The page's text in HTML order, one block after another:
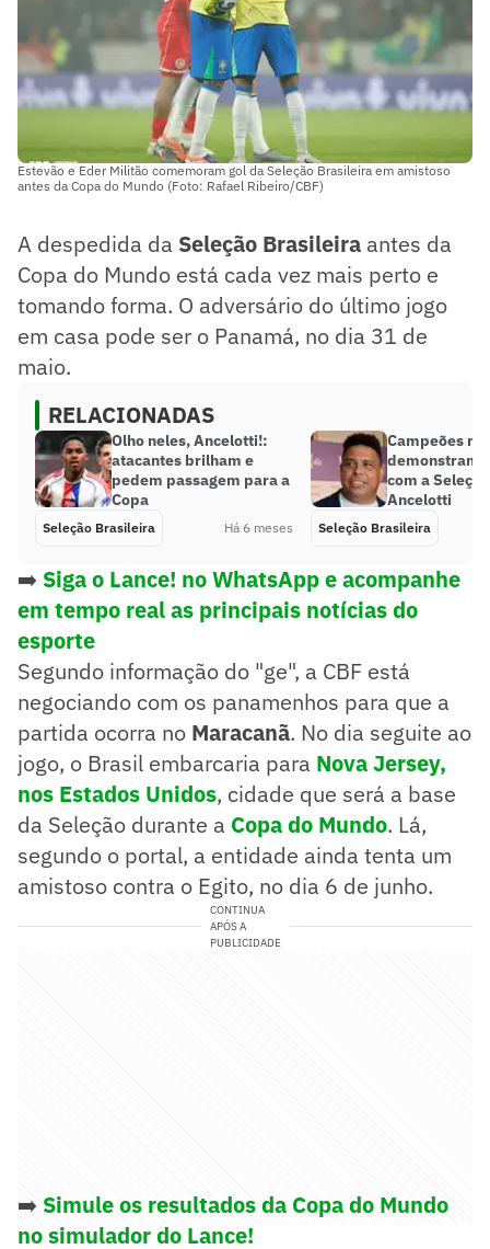
Estevão e Eder Militão comemoram gol da Seleção Brasileira em amistoso
antes da Copa do Mundo (Foto: Rafael Ribeiro/CBF)
A despedida da Seleção Brasileira antes da
Copa do Mundo está cada vez mais perto e
tomando forma. O adversário do último jogo
em casa pode ser o Panamá, no dia 31 de
maio.
RELACIONADAS
Olho neles, Ancelotti!:
atacantes brilham e
pedem passagem para a
Copa
Seleção Brasileira Há 6 meses
Campeões
demonstram
com a
Ancelotti
Seleção Brasileira
➡️ Siga o Lance! no WhatsApp e acompanhe
em tempo real as principais notícias do
esporte
Segundo informação do "ge", a CBF está
negociando com os panamenhos para que a
partida ocorra no Maracanã. No dia seguite ao
jogo, o Brasil embarcaria para Nova Jersey,
nos Estados Unidos, cidade que será a base
da Seleção durante a Copa do Mundo. Lá,
segundo o portal, a entidade ainda tenta um
amistoso contra o Egito, no dia 6 de junho.
CONTINUA
APÓS A
PUBLICIDADE
➡️ Simule os resultados da Copa do Mundo
no simulador do Lance!